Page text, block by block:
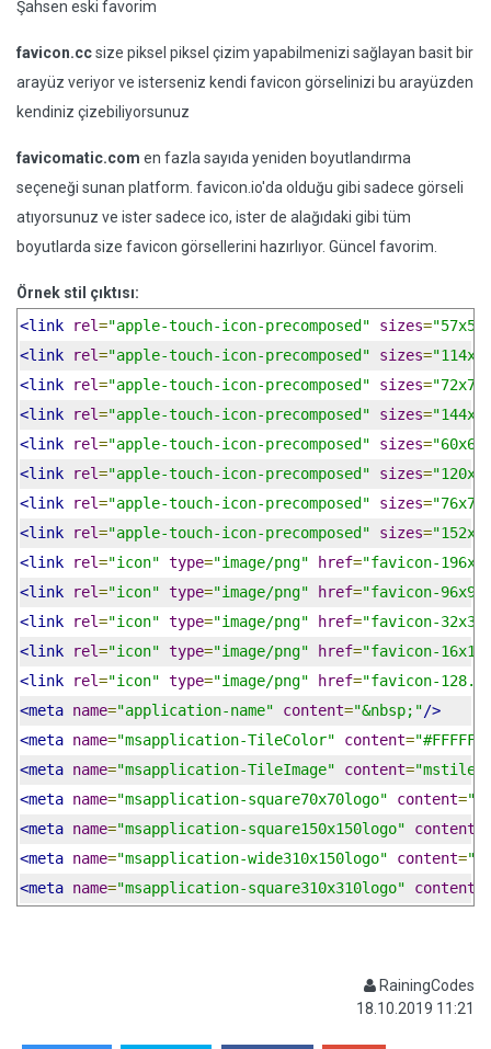
Şahsen eski favorim
favicon.ccsize piksel piksel çizim yapabilmenizi sağlayan basit bir
arayüz veriyor ve isterseniz kendi favicon görselinizi bu arayüzden
kendiniz çizebiliyorsunuz
favicomatic.com en fazla sayıda yeniden boyutlandırma
seçeneği sunan platform. favicon.io'da olduğu gibi sadece görseli
atıyorsunuz ve ister sadece ico, ister de alağıdaki gibi tüm
boyutlarda size favicon görsellerini hazırlıyor. Güncel favorim.
Örnek stil çıktısı:
<link
rel="apple-touch-icon-precomposed" sizes=
<link
rel="apple-touch-icon-precomposed" sizes=
<link
rel="apple-touch-icon-precomposed" sizes=
<link
rel="apple-touch-icon-precomposed" sizes=
<link
rel="apple-touch-icon-precomposed" sizes=
<link
rel="apple-touch-icon-precomposed" sizes=
<link
rel="apple-touch-icon-precomposed" sizes=
<link
rel="apple-touch-icon-precomposed" sizes=
<link
rel="icon" type="image/png" href="favicon-
<link
rel="icon" type="image/png" href="favicon-
<link
rel="icon" type="image/png" href="favicon-
<link
rel="icon" type="image/png" href="favicon-
<link
rel="icon" type="image/png" href="favicon-
<meta name="application-name" content="&nbsp;"/>
<meta name="msapplication-TileColor" content=
<meta name="msapplication-TileImage" content="mstile-
<meta name="msapplication-square70x70logo" content=
<meta name="msapplication-square150x150logo" content
<meta name="msapplication-wide310x150logo" content=
<meta name="msapplication-square310x310logo" content
RainingCodes
18.10.2019 11:21